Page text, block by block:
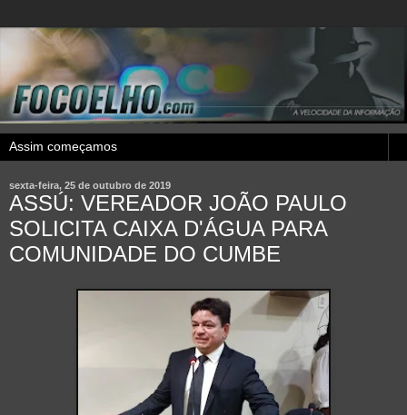
sexta-feira, 25 de outubro de 2019
ASSÚ: VEREADOR JOÃO PAULO
SOLICITA CAIXA D'ÁGUA PARA
COMUNIDADE DO CUMBE